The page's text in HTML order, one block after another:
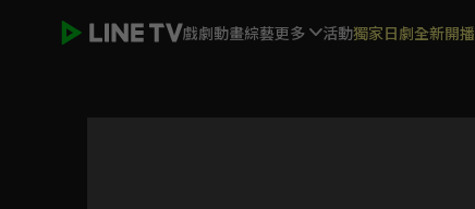
戲劇動畫綜藝更多 活動獨家日劇全新開播